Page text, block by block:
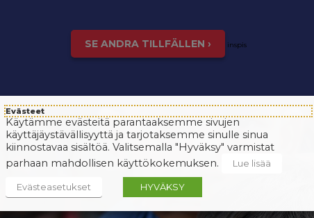
SE ANDRA TILLFÄLLEN › inspis
Evästeet
Käytämme evästeitä parantaaksemme sivujen
käyttäjäystävällisyyttä ja tarjotaksemme sinulle sinua
kiinnostavaa sisältöä. Valitsemalla "Hyväksy" varmistat
parhaan mahdollisen käyttökokemuksen.
Lue lisää
Evästeasetukset HYVÄKSY